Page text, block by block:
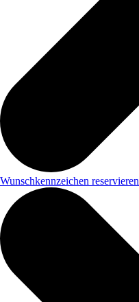
Wunschkennzeichen reservieren